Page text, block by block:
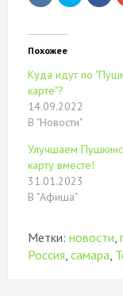
окне)
Похожее
Куда идут по
карте"?
14.09.2022
В "Новости"
Улучшаем
карту вместе!
31.01.2023
В "Афиша"
Метки: новости
Россия самара